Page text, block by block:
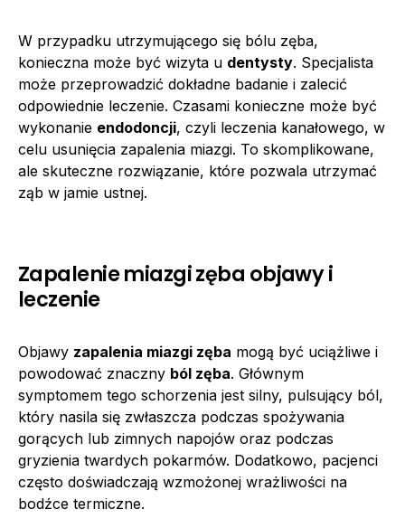
W przypadku utrzymującego się bólu zęba,
konieczna może być wizyta u dentysty. Specjalista
może przeprowadzić dokładne badanie i zalecić
odpowiednie leczenie. Czasami konieczne może być
wykonanie endodoncji, czyli leczenia kanałowego, w
celu usunięcia zapalenia miazgi. To skomplikowane,
ale skuteczne rozwiązanie, które pozwala utrzymać
ząb w jamie ustnej.
Zapalenie miazgi zęba objawy i
leczenie
Objawy zapalenia miazgi zęba mogą być uciążliwe i
powodować znaczny ból zęba. Głównym
symptomem tego schorzenia jest silny, pulsujący ból,
który nasila się zwłaszcza podczas spożywania
gorących lub zimnych napojów oraz podczas
gryzienia twardych pokarmów. Dodatkowo, pacjenci
często doświadczają wzmożonej wrażliwości na
bodźce termiczne.